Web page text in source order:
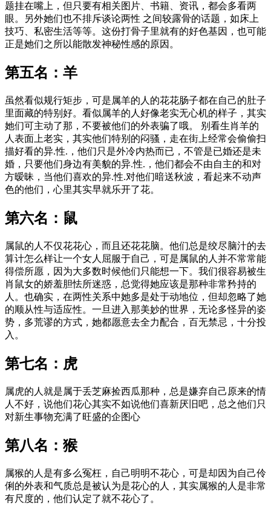
题挂在嘴上，但只要有相关图片、书籍、资讯，都会多看两
眼。另外她们也不排斥谈论两性 之间较露骨的话题，如床上
技巧、私密生活等等。这份打骨子里就有的好色基因，也可能
正是她们之所以能散发神秘性感的原因。
第五名：羊
虽然看似规行矩步，可是属羊的人的花花肠子都在自己的肚子
里面藏的特别好。看似属羊的人好像老实无心机的样子，其实
她们可主动了那，不要被他们的外表骗了哦。 别看生肖羊的
人表面上老实，其实他们特别的闷骚，走在街上经常会偷偷扫
描好看的异.性.，他们只是外冷内热而已，不管是已婚还是未
婚，只要他们身边有美貌的异.性.，他们都会不由自主的和对
方暧昧，当他们喜欢的异.性.对他们暗送秋波，看起来不动声
色的他们，心里其实早就乐开了花。
第六名：鼠
属鼠的人不仅花花心，而且还花花脑。他们总是绞尽脑汁的去
算计怎么样让一个女人屈服于自己，可是属鼠的人并不常常能
得偿所愿，因为大多数时候他们只能想一下。我们很容易被生
肖鼠女的娇羞胆怯所迷惑，总觉得她应该是那种非常矜持的
人。也确实，在两性关系中她多是处于动地位，但却忽略了她
的顺从性与适应性。一旦进入那美妙的世界，无论多怪异的姿
势，多荒谬的方式，她都愿意去全力配合，百无禁忌，十分投
入。
第七名：虎
属虎的人就是属于丢芝麻捡西瓜那种，总是嫌弃自己原来的情
人不好，说他们花心其实不如说他们喜新厌旧吧，总之他们只
对新生事物充满了旺盛的企图心
第八名：猴
属猴的人是有多么冤枉，自己明明不花心，可是却因为自己伶
俐的外表和气质总是被认为是花心的人，其实属猴的人是非常
有尺度的，他们认定了就不花心了。